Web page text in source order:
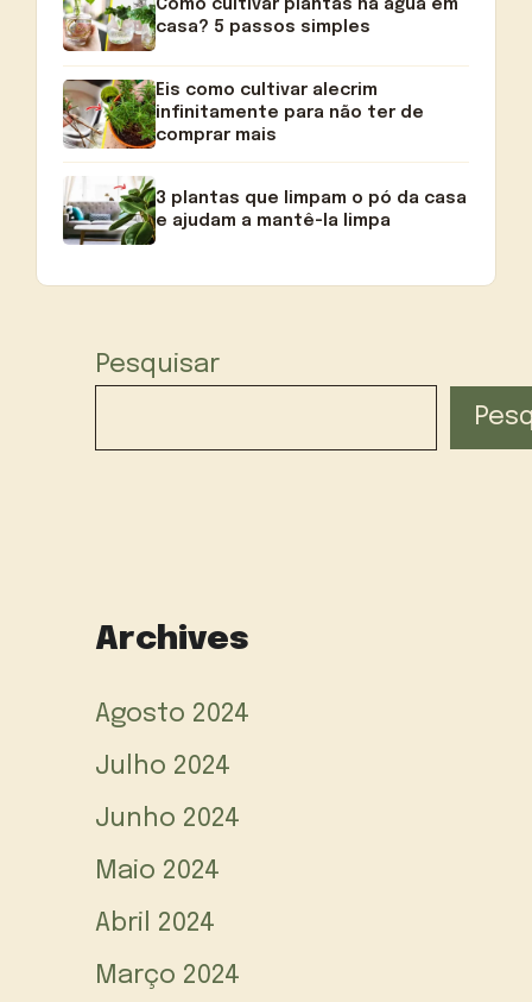
Como cultivar plantas na água em
casa? 5 passos simples
Eis como cultivar alecrim
infinitamente para não ter de
comprar mais
3 plantas que limpam o pó da casa
e ajudam a mantê-la limpa
Pesquisar
Archives
Agosto 2024
Julho 2024
Junho 2024
Maio 2024
Abril 2024
Março 2024